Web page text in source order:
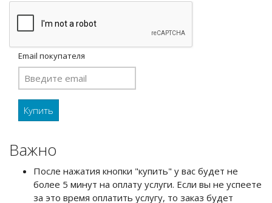
Email покупателя
Важно
После нажатия кнопки "купить" у вас будет не
более 5 минут на оплату услуги. Если вы не успеете
за это время оплатить услугу, то заказ будет